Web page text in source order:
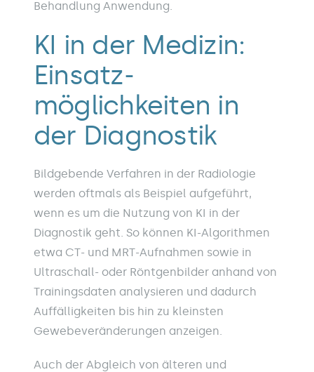
Behandlung Anwendung.
KI in der Medizin:
Einsatz­
möglichkeiten in
der Diagnostik
Bildgebende Verfahren in der Radiologie
werden oftmals als Beispiel aufgeführt,
wenn es um die Nutzung von KI in der
Diagnostik geht. So können KI-Algorithmen
etwa CT- und MRT-Aufnahmen sowie in
Ultraschall- oder Röntgenbilder anhand von
Trainingsdaten analysieren und dadurch
Auffälligkeiten bis hin zu kleinsten
Gewebeveränderungen anzeigen.
Auch der Abgleich von älteren und